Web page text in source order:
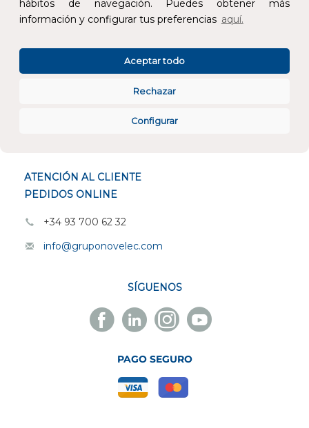
hábitos de navegación. Puedes obtener más
información y configurar tus preferencias aquí.
Configurar
Rechazar
Aceptar todo
ATENCIÓN AL CLIENTE
PEDIDOS ONLINE
+34 93 700 62 32
info@gruponovelec.com
SÍGUENOS
Facebook
Novelec
Linkedin
Novelec
Instagram
Novelec
Youtube
Novelec
PAGO SEGURO